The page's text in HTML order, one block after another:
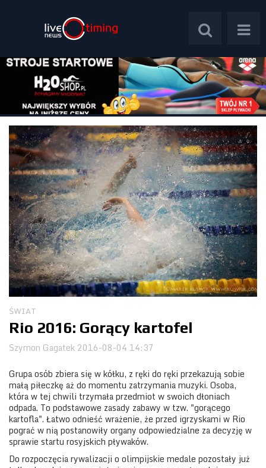
Polska
Świat
Wywiady
Plebiscyt
Psychologia
Obozy
ŚWIAT
Rio 2016: Gorący kartofel
Szymon Gagatek 2016-08-04 14:37
Grupa osób zbiera się w kółku, z ręki do ręki przekazują sobie
małą piłeczkę aż do momentu zatrzymania muzyki. Osoba,
która w tej chwili trzymała przedmiot w swoich dłoniach
odpada. To podstawowe zasady zabawy w tzw. "gorącego
kartofla". Łatwo odnieść wrażenie, że przed igrzyskami w Rio
pograć w nią postanowiły organy odpowiedzialne za decyzję w
sprawie startu rosyjskich pływaków.
Do rozpoczęcia rywalizacji o olimpijskie medale pozostały już